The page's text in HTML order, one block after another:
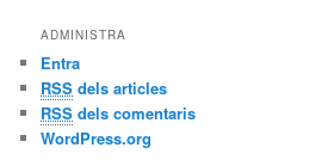
ADMINISTRA
Entra
RSS dels articles
RSS dels comentaris
WordPress.org